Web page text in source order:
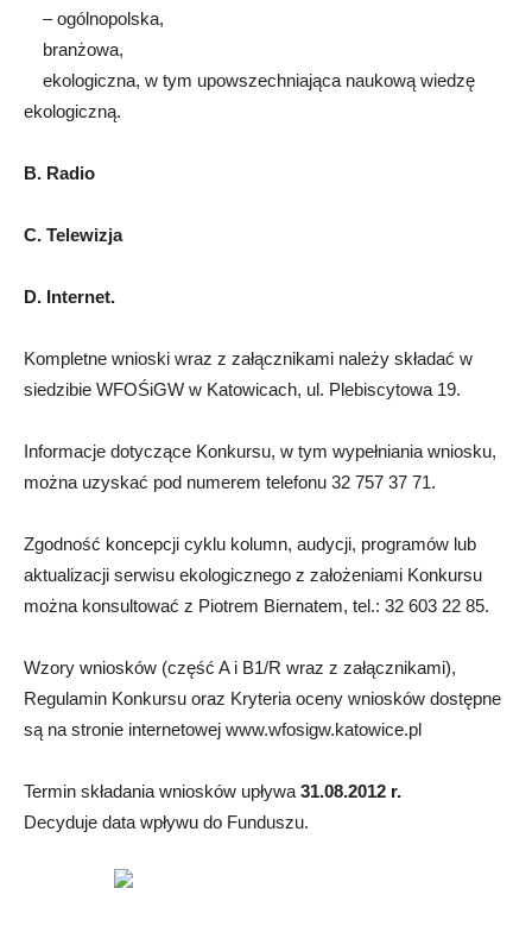
– ogólnopolska,
branżowa,
ekologiczna, w tym upowszechniająca naukową wiedzę
ekologiczną.
B. Radio
C. Telewizja
D. Internet.
Kompletne wnioski wraz z załącznikami należy składać w
siedzibie WFOŚiGW w Katowicach, ul. Plebiscytowa 19.
Informacje dotyczące Konkursu, w tym wypełniania wniosku,
można uzyskać pod numerem telefonu 32 757 37 71.
Zgodność koncepcji cyklu kolumn, audycji, programów lub
aktualizacji serwisu ekologicznego z założeniami Konkursu
można konsultować z Piotrem Biernatem, tel.: 32 603 22 85.
Wzory wniosków (część A i B1/R wraz z załącznikami),
Regulamin Konkursu oraz Kryteria oceny wniosków dostępne
są na stronie internetowej www.wfosigw.katowice.pl
Termin składania wniosków upływa 31.08.2012 r.
Decyduje data wpływu do Funduszu.